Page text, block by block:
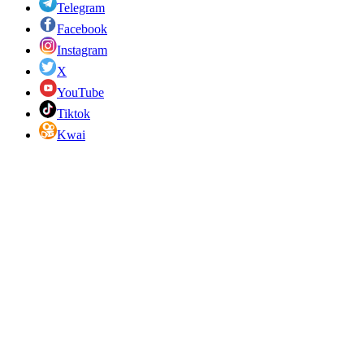
Telegram
Facebook
Instagram
X
YouTube
Tiktok
Kwai